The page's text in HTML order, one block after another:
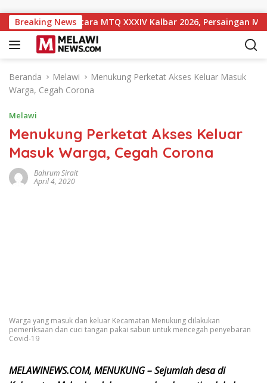
Breaking News
10 Sementara MTQ XXXIV Kalbar 2026, Persaingan Masih
Beranda Melawi
Menukung Perketat Akses Keluar Masuk
Warga, Cegah Corona
Melawi
Menukung Perketat Akses Keluar
Masuk Warga, Cegah Corona
Bahrum Sirait
April 4, 2020
Warga yang masuk dan keluar Kecamatan Menukung dilakukan
pemeriksaan dan cuci tangan pakai sabun untuk mencegah penyebaran
Covid-19
MELAWINEWS.COM, MENUKUNG – Sejumlah desa di